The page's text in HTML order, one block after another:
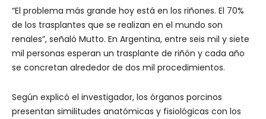
“El problema más grande hoy está en los riñones. El 70%
de los trasplantes que se realizan en el mundo son
renales”, señaló Mutto. En Argentina, entre seis mil y siete
mil personas esperan un trasplante de riñón y cada año
se concretan alrededor de dos mil procedimientos.
Según explicó el investigador, los órganos porcinos
presentan similitudes anatómicas y fisiológicas con los